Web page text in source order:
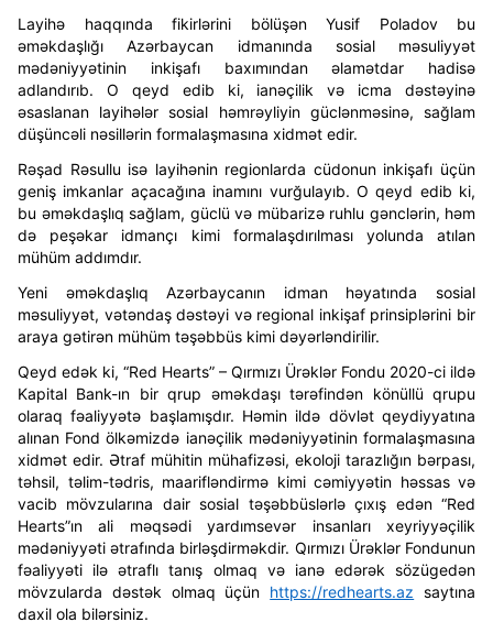
Layihə haqqında fikirlərini bölüşən Yusif Poladov bu
əməkdaşlığı Azərbaycan idmanında sosial məsuliyyət
mədəniyyətinin inkişafı baxımından əlamətdar hadisə
adlandırıb. O qeyd edib ki, ianəçilik və icma dəstəyinə
əsaslanan layihələr sosial həmrəyliyin güclənməsinə, sağlam
düşüncəli nəsillərin formalaşmasına xidmət edir.
Rəşad Rəsullu isə layihənin regionlarda cüdonun inkişafı üçün
geniş imkanlar açacağına inamını vurğulayıb. O qeyd edib ki,
bu əməkdaşlıq sağlam, güclü və mübarizə ruhlu gənclərin, həm
də peşəkar idmançı kimi formalaşdırılması yolunda atılan
mühüm addımdır.
Yeni əməkdaşlıq Azərbaycanın idman həyatında sosial
məsuliyyət, vətəndaş dəstəyi və regional inkişaf prinsiplərini bir
araya gətirən mühüm təşəbbüs kimi dəyərləndirilir.
Qeyd edək ki, “Red Hearts” – Qırmızı Ürəklər Fondu 2020-ci ildə
Kapital Bank-ın bir qrup əməkdaşı tərəfindən könüllü qrupu
olaraq fəaliyyətə başlamışdır. Həmin ildə dövlət qeydiyyatına
alınan Fond ölkəmizdə ianəçilik mədəniyyətinin formalaşmasına
xidmət edir. Ətraf mühitin mühafizəsi, ekoloji tarazlığın bərpası,
təhsil, təlim-tədris, maarifləndirmə kimi cəmiyyətin həssas və
vacib mövzularına dair sosial təşəbbüslərlə çıxış edən “Red
Hearts”ın ali məqsədi yardımsevər insanları xeyriyyəçilik
mədəniyyəti ətrafında birləşdirməkdir. Qırmızı Ürəklər Fondunun
fəaliyyəti ilə ətraflı tanış olmaq və ianə edərək sözügedən
mövzularda dəstək olmaq üçün https://redhearts.az saytına
daxil ola bilərsiniz.